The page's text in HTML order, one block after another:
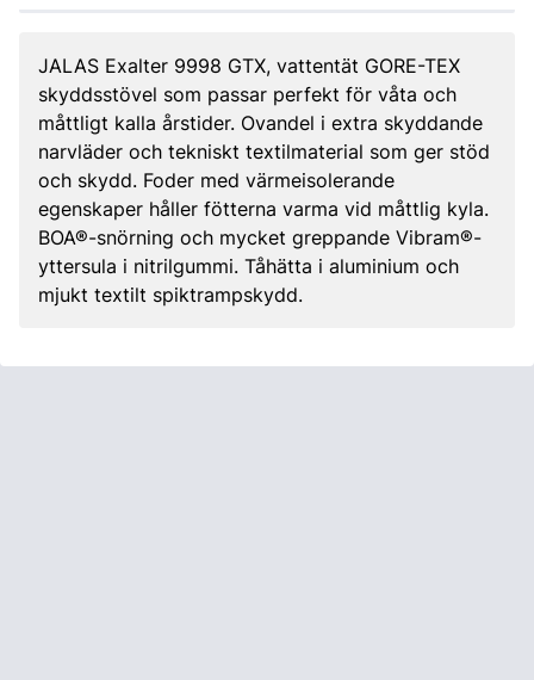
JALAS Exalter 9998 GTX, vattentät GORE-TEX
skyddsstövel som passar perfekt för våta och
måttligt kalla årstider. Ovandel i extra skyddande
narvläder och tekniskt textilmaterial som ger stöd
och skydd. Foder med värmeisolerande
egenskaper håller fötterna varma vid måttlig kyla.
BOA®-snörning och mycket greppande Vibram®-
yttersula i nitrilgummi. Tåhätta i aluminium och
mjukt textilt spiktrampskydd.